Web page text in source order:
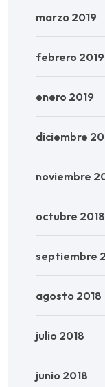
marzo 2019
febrero 2019
enero 2019
diciembre
noviembre
octubre 2018
septiembre
agosto 2018
julio 2018
junio 2018